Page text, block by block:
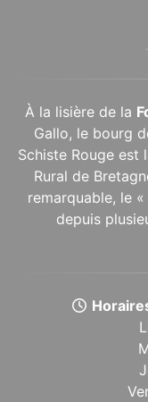
À la lisière de la
Gallo, le bourg
Schiste Rouge est
Rural de
remarquable, le
depuis